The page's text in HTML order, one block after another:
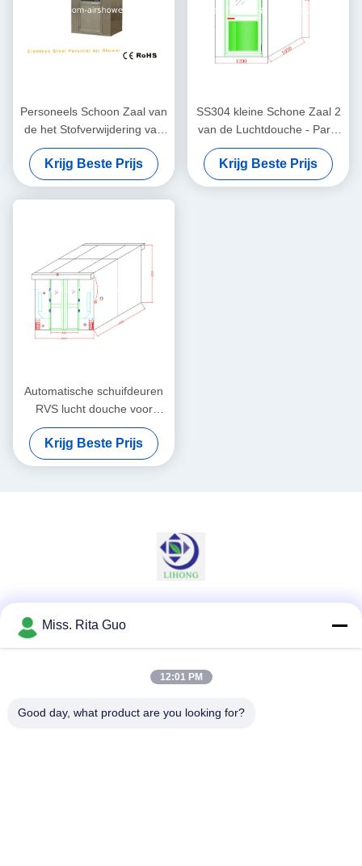
Personeels Schoon Zaal van
de het Stofverwijdering van
Luchtdouches
Schoonmakend de Zaal
Materiaal
Krijg Beste Prijs
SS304 kleine Schone Zaal 2
van de Luchtdouche - Partij
die, Klasse 100 Schone Zaal
blaast
Krijg Beste Prijs
Automatische schuifdeuren
RVS lucht douche voor
goederen met breedte 635
mm kast
Krijg Beste Prijs
Miss. Rita Guo
12:01 PM
Good day, what product are you looking for?